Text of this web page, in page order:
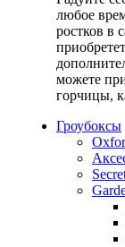
любое
ростков в
можете
горчицы,
Гроубоксы